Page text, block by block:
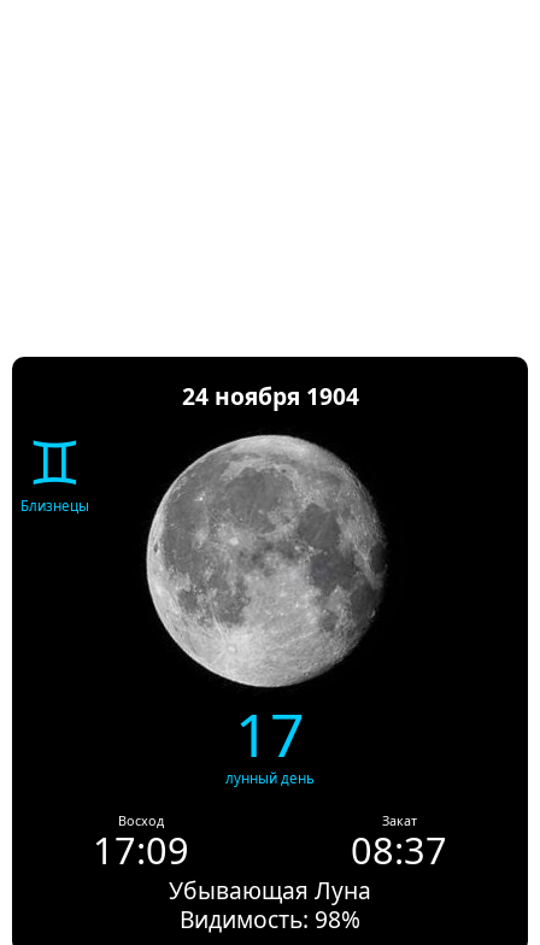
24 ноября 1904
♊
Близнецы
17
лунный день
Восход
17:09
Закат
08:37
Убывающая Луна
Видимость: 98%